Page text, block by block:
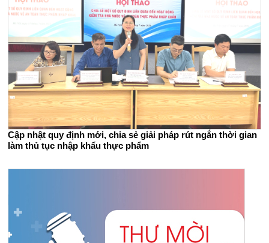
Cập nhật quy định mới, chia sẻ giải pháp rút ngắn thời gian
làm thủ tục nhập khẩu thực phẩm